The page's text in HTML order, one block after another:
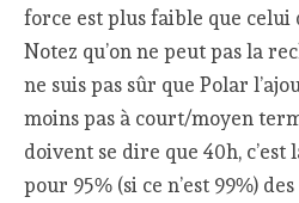
force est plus faible que celui
Notez qu’on ne peut pas la
ne suis pas sûr que Polar
moins pas à court/moyen
doivent se dire que 40h,
pour 95% (si ce n’est 99%)